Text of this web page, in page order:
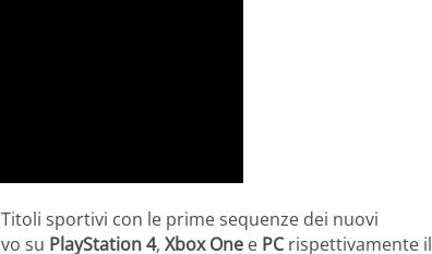
sportivi con le prime sequenze dei nuovi
su PlayStation 4, Xbox One e PCrispettivamente il